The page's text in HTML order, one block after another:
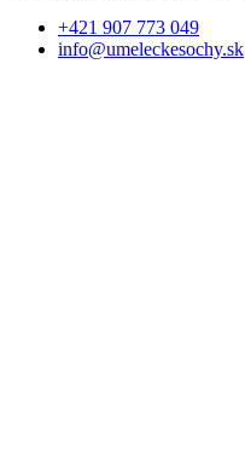
+421 907 773 049
info@umeleckesochy.sk